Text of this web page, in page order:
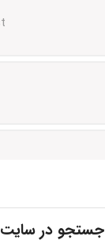
جستجو در سایت